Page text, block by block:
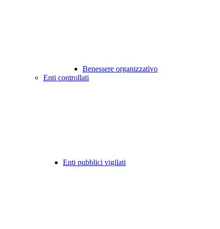
Benessere organizzativo
Enti controllati
Enti pubblici vigilati